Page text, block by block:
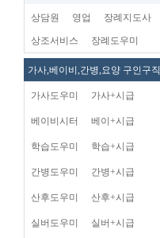
상담원 영업 장례지도사
상조서비스 장례도우미
가사,베이비,간병,요양 구인구직
가사도우미 가사+시급
베이비시터 베이+시급
학습도우미 학습+시급
간병도우미 간병+시급
산후도우미 산후+시급
실버도우미 실버+시급